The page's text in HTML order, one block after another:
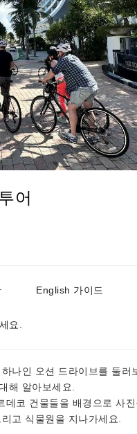
어
English 가이드
요.
나인 오션 드라이브를 둘러
해 알아보세요.
코 건물들을 배경으로 사
고 식물원을 지나가세요.